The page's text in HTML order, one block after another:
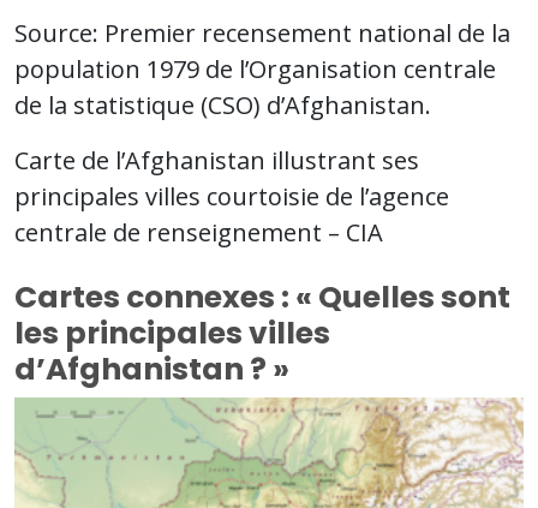
Source: Premier recensement national de la
population 1979 de l’Organisation centrale
de la statistique (CSO) d’Afghanistan.
Carte de l’Afghanistan illustrant ses
principales villes courtoisie de l’agence
centrale de renseignement – CIA
Cartes connexes : « Quelles sont
les principales villes
d’Afghanistan ? »